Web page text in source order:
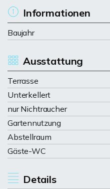
Informationen
Baujahr
Ausstattung
Terrasse
Unterkellert
nur Nichtraucher
Gartennutzung
Abstellraum
Gäste-WC
Details